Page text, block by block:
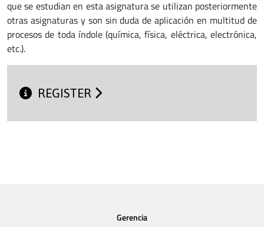
que se estudian en esta asignatura se utilizan posteriormente
otras asignaturas y son sin duda de aplicación en multitud de
procesos de toda índole (química, física, eléctrica, electrónica,
etc.).
REGISTER
Gerencia